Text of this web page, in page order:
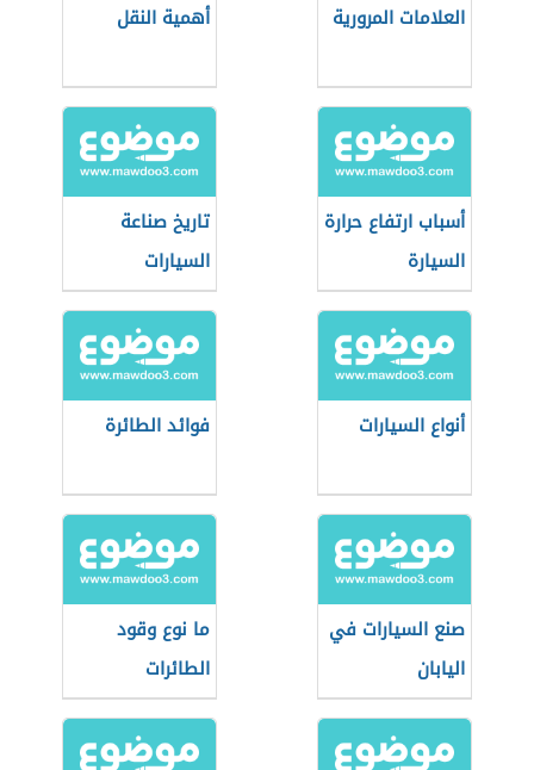
العلامات المرورية أهمية النقل
أسباب ارتفاع حرارة
السيارة
تاريخ صناعة
السيارات
أنواع السيارات فوائد الطائرة
صنع السيارات في
اليابان
ما نوع وقود
الطائرات